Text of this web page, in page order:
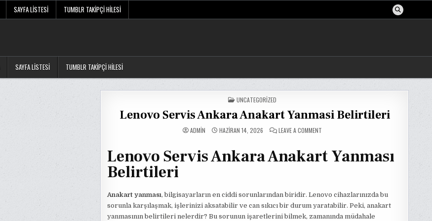
SAYFA LISTESI TUMBLR TAKIPÇI HILESI
SAYFA LISTESI TUMBLR TAKIPÇI HILESI
POSTED
IN
UNCATEGORIZED
Lenovo Servis Ankara Anakart Yanmasi Belirtileri
ADMIN HAZIRAN 14, 2026 LEAVE A COMMENTON
ANAKART
YANMASI
Lenovo Servis Ankara Anakart Yanması
Belirtileri
Anakart yanması, bilgisayarların en ciddi sorunlarından biridir. Lenovo cihazlarınızda bu
sorunla karşılaşmak, işlerinizi aksatabilir ve can sıkıcı bir durum yaratabilir. Peki, anakart
yanmasının belirtileri nelerdir? Bu sorunun işaretlerini bilmek, zamanında müdahale